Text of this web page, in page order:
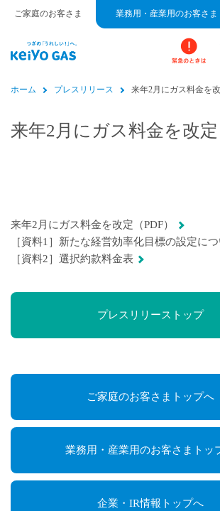
ご家庭のお客さま 業務用・産業用のお客さま
ホーム プレスリリース 来年2月にガス料金を
来年2月にガス料金を改定
来年2月にガス料金を改定（PDF）
［資料1］新たな経営効率化目標の設定につ
［資料2］選択約款料金表
プレスリリーストップ
ご家庭のお客さまトップへ
業務用・産業用のお客さまトッ
企業・IR情報トップへ